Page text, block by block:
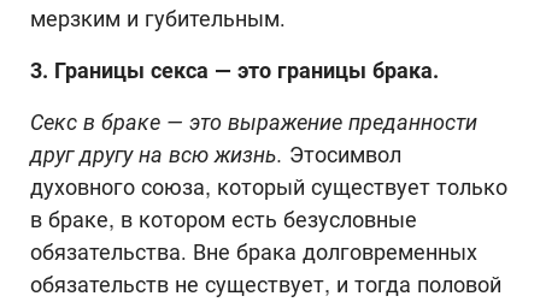
мерзким и губительным.
3. Границы секса — это границы брака.
Секс в браке — это выражение преданности
друг другу на всю жизнь. Этосимвол
духовного союза, который существует только
в браке, в котором есть безусловные
обязательства. Вне брака долговременных
обязательств не существует, и тогда половой